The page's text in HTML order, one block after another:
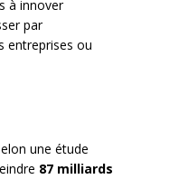
à innover
par
entreprises ou
une étude
87 milliards